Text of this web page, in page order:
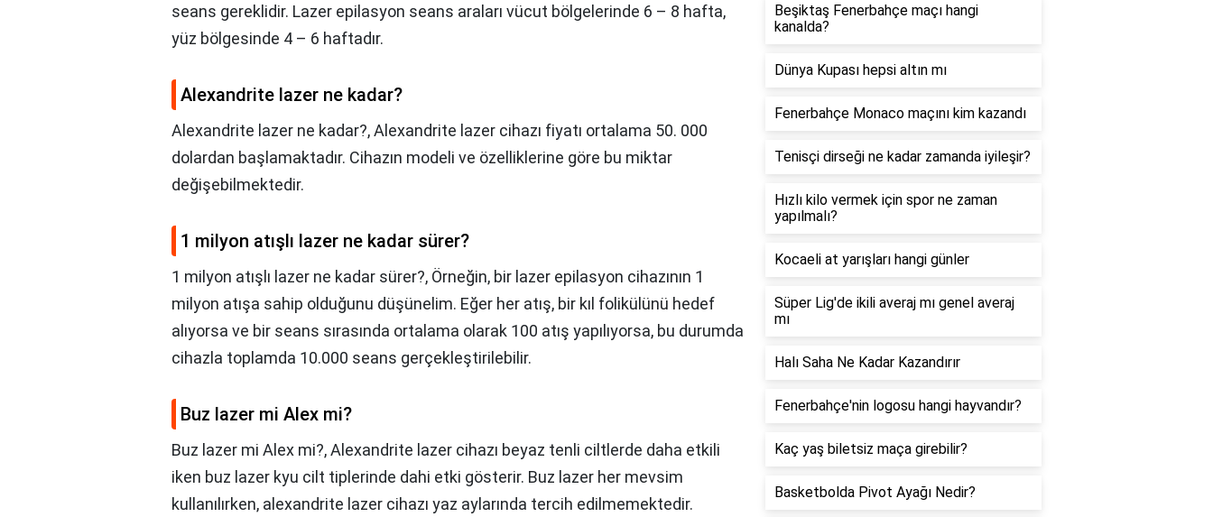
seans gereklidir. Lazer epilasyon seans araları vücut bölgelerinde 6 – 8 hafta,
yüz bölgesinde 4 – 6 haftadır.
Alexandrite lazer ne kadar?
Alexandrite lazer ne kadar?,Alexandrite lazer cihazı fiyatı ortalama 50. 000
dolardan başlamaktadır. Cihazın modeli ve özelliklerine göre bu miktar
değişebilmektedir.
1 milyon atışlı lazer ne kadar sürer?
1 milyon atışlı lazer ne kadar sürer?, Örneğin, bir lazer epilasyon cihazının 1
milyon atışa sahip olduğunu düşünelim. Eğer her atış, bir kıl folikülünü hedef
alıyorsa ve bir seans sırasında ortalama olarak 100 atış yapılıyorsa, bu durumda
cihazla toplamda 10.000 seans gerçekleştirilebilir.
Buz lazer mi Alex mi?
Buz lazer mi Alex mi?,Alexandrite lazer cihazı beyaz tenli ciltlerde daha etkili
iken buz lazer kyu cilt tiplerinde dahi etki gösterir. Buz lazer her mevsim
kullanılırken, alexandrite lazer cihazı yaz aylarında tercih edilmemektedir.
Beşiktaş Fenerbahçe maçı hangi
kanalda?
Dünya Kupası hepsi altın mı
Fenerbahçe Monaco maçını kim kazandı
Tenisçi dirseği ne kadar zamanda iyileşir?
Hızlı kilo vermek için spor ne zaman
yapılmalı?
Kocaeli at yarışları hangi günler
Süper Lig'de ikili averaj mı genel averaj
mı
Halı Saha Ne Kadar Kazandırır
Fenerbahçe'nin logosu hangi hayvandır?
Kaç yaş biletsiz maça girebilir?
Basketbolda Pivot Ayağı Nedir?